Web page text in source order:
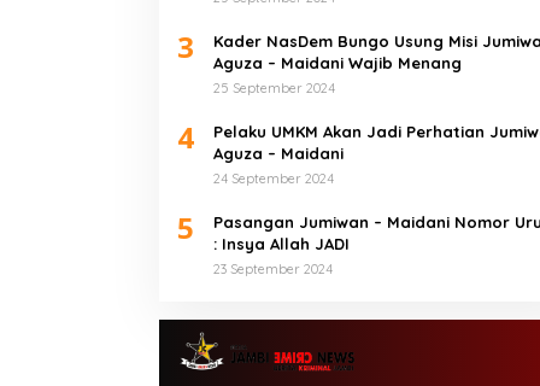
3
Kader NasDem Bungo Usung Misi
Aguza – Maidani Wajib Menang
25 September 2024
4
Pelaku UMKM Akan Jadi Perhatian
Aguza – Maidani
24 September 2024
5
Pasangan Jumiwan – Maidani Nomor
: Insya Allah JADI
23 September 2024